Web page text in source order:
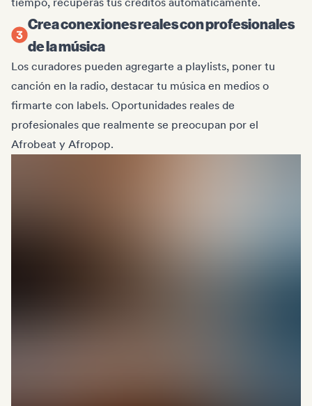
Crea conexiones reales con profesionales
de la música
Los curadores pueden agregarte a playlists, poner tu
canción en la radio, destacar tu música en medios o
firmarte con labels. Oportunidades reales de
profesionales que realmente se preocupan por el
Afrobeat y Afropop.